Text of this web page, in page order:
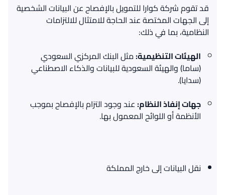
قد تقوم شركة كوارا للتمويل بالإفصاح عن البيانات الشخصية
إلى الجهات المختصة عند الحاجة للامتثال للالتزامات
النظامية، بما في ذلك:
الهيئاتالتنظيمية:مثل البنك المركزي السعودي
(ساما)والهيئة السعودية للبيانات والذكاء الاصطناعي
(سدايا).
جهاتإنفاذالنظام:عند وجود التزام بالإفصاح بموجب
الأنظمة أو اللوائح المعمول بها.
نقلالبياناتإلىخارجالمملكة